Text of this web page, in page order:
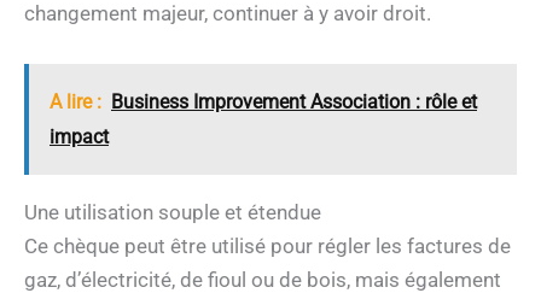
changement majeur, continuer à y avoir droit.
A lire : Business Improvement Association : rôle et
impact
Une utilisation souple et étendue
Ce chèque peut être utilisé pour régler les factures de
gaz, d’électricité, de fioul ou de bois, mais également